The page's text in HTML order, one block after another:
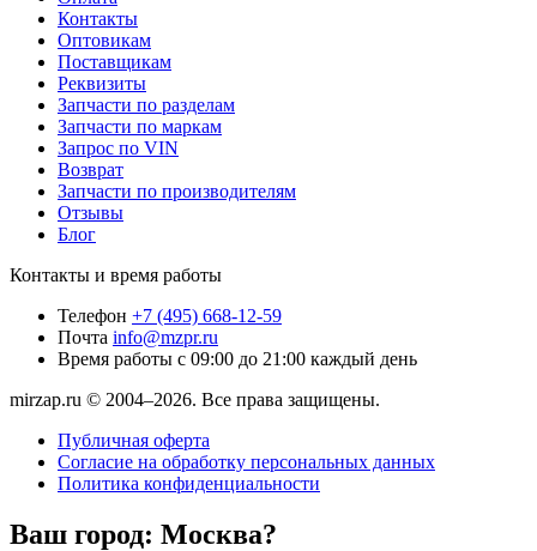
Контакты
Оптовикам
Поставщикам
Реквизиты
Запчасти по разделам
Запчасти по маркам
Запрос по VIN
Возврат
Запчасти по производителям
Отзывы
Блог
Контакты и время работы
Телефон +7 (495) 668-12-59
Почта info@mzpr.ru
Время работы с 09:00 до 21:00 каждый день
mirzap.ru © 2004–2026. Все права защищены.
Публичная оферта
Согласие на обработку персональных данных
Политика конфиденциальности
Ваш город: Москва?